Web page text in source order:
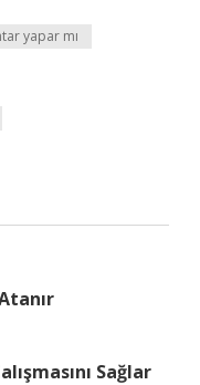
yapar mı
Sağlar